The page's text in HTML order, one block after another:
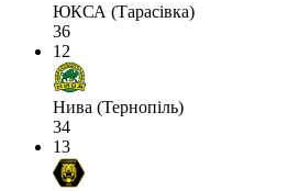
ЮКСА (Тарасівка)
36
12
Нива (Тернопіль)
34
13